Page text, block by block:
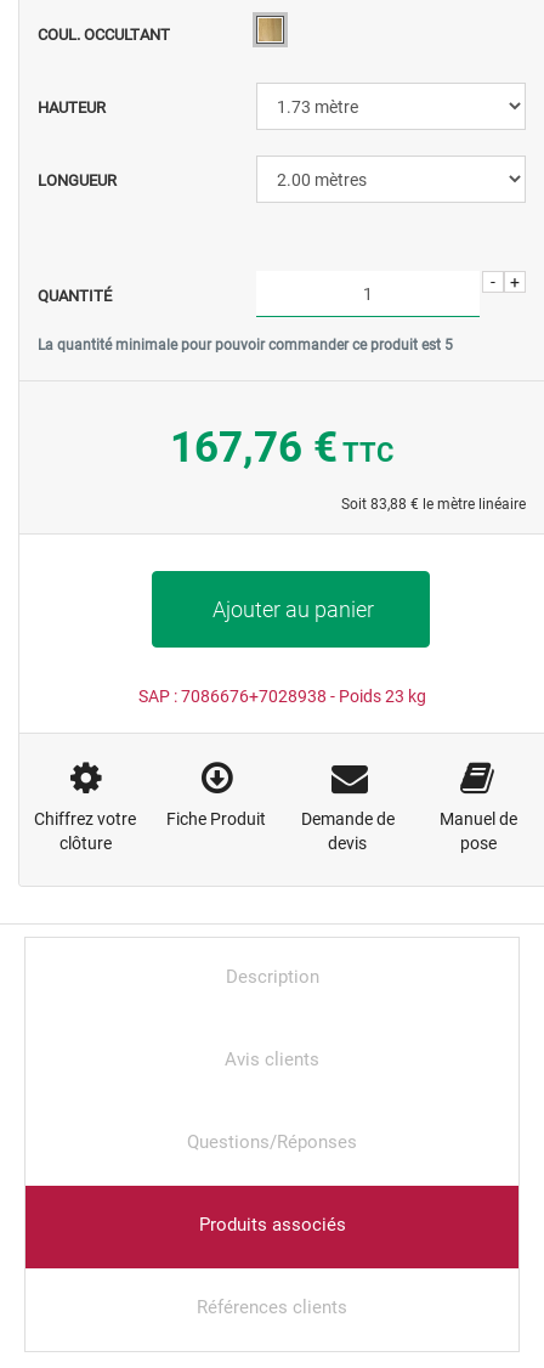
COUL. OCCULTANT
HAUTEUR
LONGUEUR
QUANTITÉ
+
-
La quantité minimale pour pouvoir commander ce produit est 5
167,76 € TTC
Soit 83,88 € le mètre linéaire
Ajouter au panier
SAP :7086676+7028938 - Poids23 kg
Chiffrez votre
clôture
Fiche Produit
Demande de
devis
Manuel de
pose
Description
Avis clients
Questions/Réponses
Produits associés
Références clients